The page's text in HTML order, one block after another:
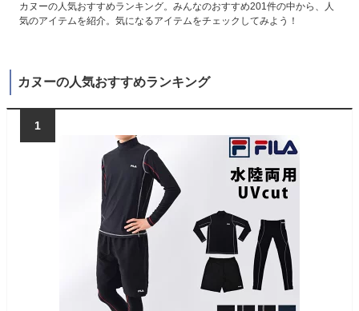
カヌーの人気おすすめランキング。みんなのおすすめ201件の中から、人
気のアイテムを紹介。気になるアイテムをチェックしてみよう！
カヌーの人気おすすめランキング
1